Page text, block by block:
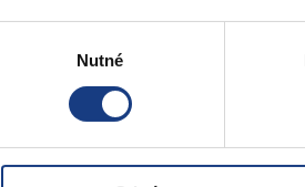
Nutné
bylo zjištěno, že projekt
per rollam.